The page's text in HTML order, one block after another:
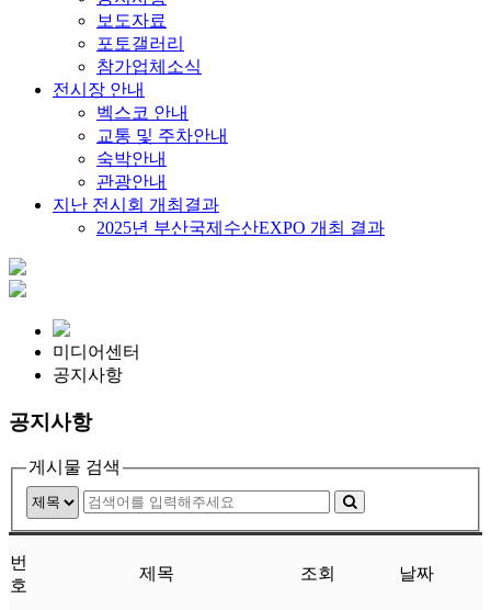
보도자료
포토갤러리
참가업체소식
전시장 안내
벡스코 안내
교통 및 주차안내
숙박안내
관광안내
지난 전시회 개최결과
2025년 부산국제수산EXPO 개최 결과
미디어센터
공지사항
공지사항
게시물 검색
번
호
제목 조회 날짜